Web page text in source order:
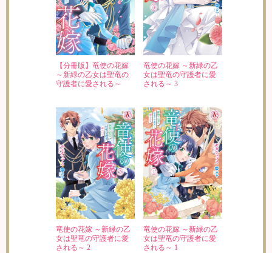
【分冊版】竜使の花嫁
～新緑の乙女は聖竜の
守護者に愛される～
竜使の花嫁 ～新緑の乙
女は聖竜の守護者に愛
される～ 3
竜使の花嫁 ～新緑の乙
女は聖竜の守護者に愛
される～ 2
竜使の花嫁 ～新緑の乙
女は聖竜の守護者に愛
される～ 1